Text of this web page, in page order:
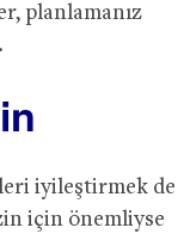
planlamanız
iyileştirmek de
için önemliyse